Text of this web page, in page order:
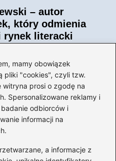
mamy obowiązek
pliki "cookies", czyli tzw.
prosi o zgodę na
Spersonalizowane reklamy i
odbiorców i
informacji na
a informacje z
– autor
który odmienia
rynek literacki
kulisy życia
książki o Kubusiu
inne książki autora